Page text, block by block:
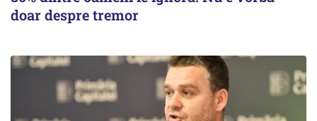
doar despre tremor